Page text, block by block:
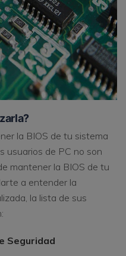
la BIOS de tu sistema
usuarios de PC no son
mantener la BIOS de tu
a entender la
la lista de sus
Seguridad